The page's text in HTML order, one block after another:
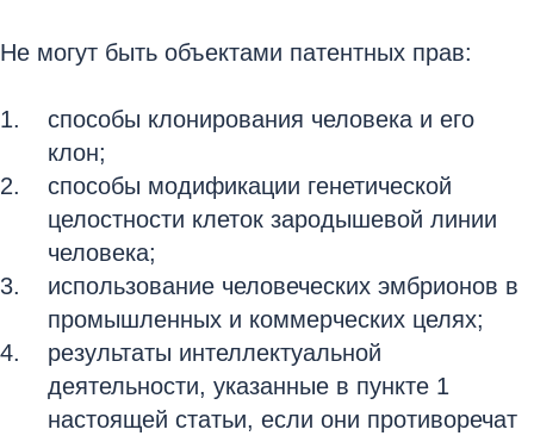
Не могут быть объектами патентных прав:
способы клонирования человека и его
клон;
способы модификации генетической
целостности клеток зародышевой линии
человека;
использование человеческих эмбрионов в
промышленных и коммерческих целях;
результаты интеллектуальной
деятельности, указанные в пункте 1
настоящей статьи, если они противоречат